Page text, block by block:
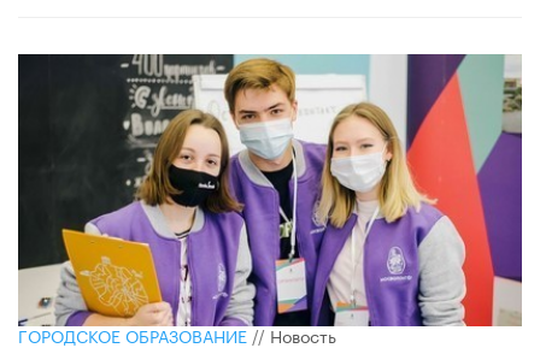
ГОРОДСКОЕ ОБРАЗОВАНИЕ//Новость